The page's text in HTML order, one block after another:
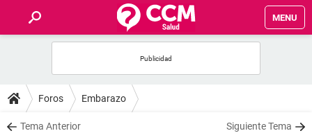
MENU
FOROS
SALUD
Foros Embarazo
Tema Anterior Siguiente Tema